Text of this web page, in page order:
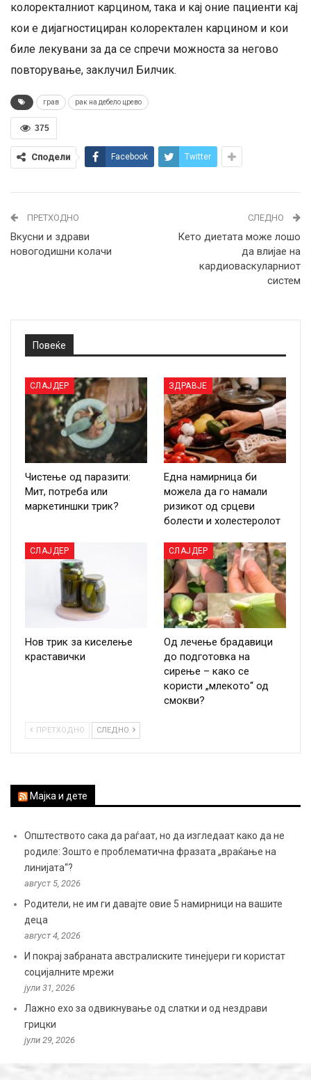
колоректалниот карцином, така и кај оние пациенти кај
кои е дијагностициран колоректален карцином и кои
биле лекувани за да се спречи можноста за негово
повторување, заклучил Билчик.
грав рак на дебело црево
375
Сподели Facebook Twitter
ПРЕТХОДНО
Вкусни и здрави
новогодишни колачи
СЛЕДНО
Кето диетата може лошо
да влијае на
кардиоваскуларниот
систем
Повеќе
СЛАЈДЕР
Чистење од паразити:
Мит, потреба или
маркетиншки трик?
ЗДРАВЈЕ
Една намирница би
можела да го намали
ризикот од срцеви
болести и холестеролот
СЛАЈДЕР
Нов трик за киселење
краставички
СЛАЈДЕР
Од лечење брадавици
до подготовка на
сирење – како се
користи „млекото“ од
смокви?
ПРЕТХОДНО СЛЕДНО
Мајка и дете
Општеството сака да раѓаат, но да изгледаат како да не
родиле: Зошто е проблематична фразата „враќање на
линијата“?
август 5, 2026
Родители, не им ги давајте овие 5 намирници на вашите
деца
август 4, 2026
И покрај забраната австралиските тинејџери ги користат
социјалните мрежи
јули 31, 2026
Лажно ехо за одвикнување од слатки и од нездрави
грицки
јули 29, 2026